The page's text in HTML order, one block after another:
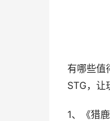
有哪些值
STG，让
1、《猎